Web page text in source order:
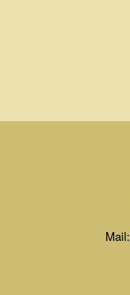
Mail: